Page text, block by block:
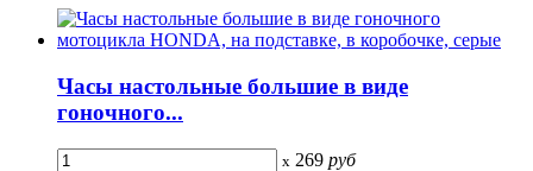
Часы настольные большие в виде
гоночного...
x 269 руб